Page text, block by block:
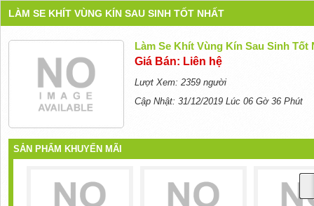
LÀM SE KHÍT VÙNG KÍN SAU SINH TỐT NHẤT
Làm Se Khít Vùng Kín Sau Sinh Tốt
Giá Bán: Liên hệ
Lượt Xem: 2359 người
Cập Nhật: 31/12/2019 Lúc 06 Gờ 36 Phút
SẢN PHẨM KHUYẾN MÃI